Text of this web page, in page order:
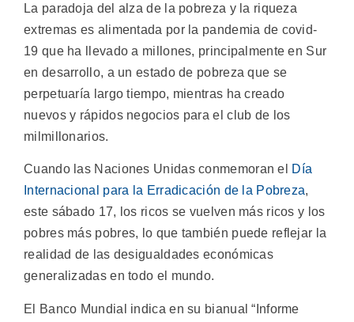
La paradoja del alza de la pobreza y la riqueza
extremas es alimentada por la pandemia de covid-
19 que ha llevado a millones, principalmente en Sur
en desarrollo, a un estado de pobreza que se
perpetuaría largo tiempo, mientras ha creado
nuevos y rápidos negocios para el club de los
milmillonarios.
Cuando las Naciones Unidas conmemoran el Día
Internacional para la Erradicación de la Pobreza,
este sábado 17, los ricos se vuelven más ricos y los
pobres más pobres, lo que también puede reflejar la
realidad de las desigualdades económicas
generalizadas en todo el mundo.
El Banco Mundial indica en su bianual “Informe